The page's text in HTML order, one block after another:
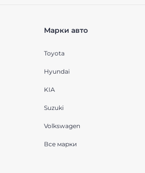
Марки авто
Toyota
Hyundai
KIA
Suzuki
Volkswagen
Все марки